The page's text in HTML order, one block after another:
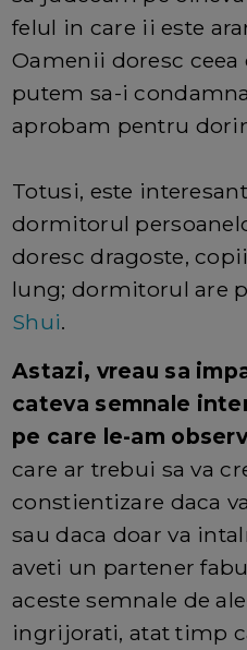
felul in care ii este
Oamenii doresc ceea
putem sa-i
aprobam pentru
Totusi, este
dormitorul
doresc dragoste,
lung; dormitorul are
Shui.
Astazi, vreau sa
cateva semnale
pe care le-am
care ar trebui sa va
constientizare daca
sau daca doar va
aveti un partener
aceste semnale de
ingrijorati, atat timp